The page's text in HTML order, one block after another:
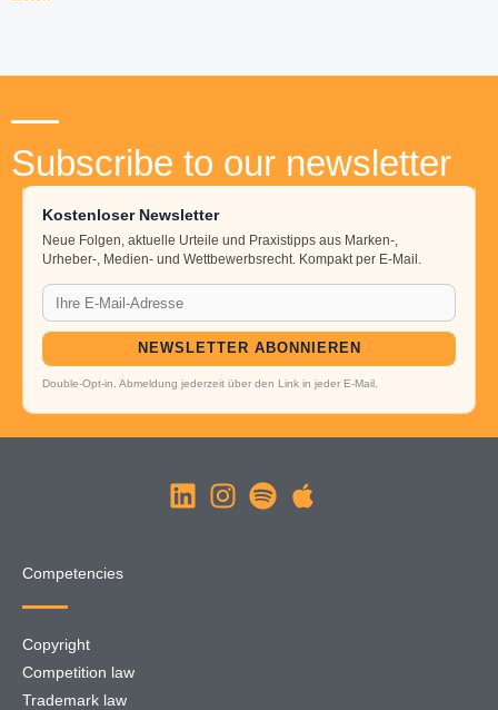
Subscribe to our newsletter
Kostenloser Newsletter
Neue Folgen, aktuelle Urteile und Praxistipps aus Marken-,
Urheber-, Medien- und Wettbewerbsrecht. Kompakt per E-Mail.
NEWSLETTER ABONNIEREN
Double-Opt-in. Abmeldung jederzeit über den Link in jeder E-Mail.
Competencies
Copyright
Competition law
Trademark law